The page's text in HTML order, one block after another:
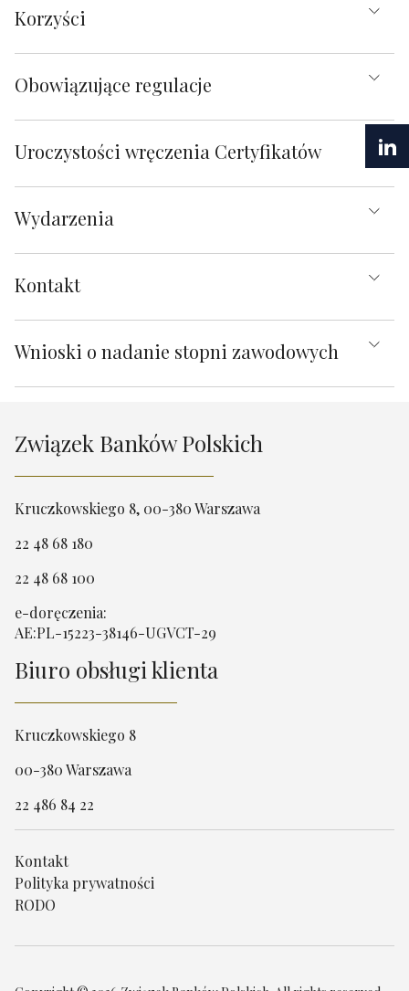
Korzyści
Obowiązujące regulacje
Uroczystości wręczenia Certyfikatów
Wydarzenia
Kontakt
Wnioski o nadanie stopni zawodowych
Związek Banków Polskich
Kruczkowskiego 8, 00-380 Warszawa
22 48 68 180
22 48 68 100
e-doręczenia:
AE:PL-15223-38146-UGVCT-29
Biuro obsługi klienta
Kruczkowskiego 8
00-380 Warszawa
22 486 84 22
Kontakt
Polityka prywatności
RODO